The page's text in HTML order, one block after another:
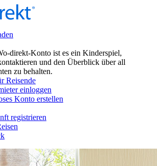
direkt-Konto ist es ein Kinderspiel,
und den Überblick über all
zu behalten.
Reisende
einloggen
Konto erstellen
registrieren